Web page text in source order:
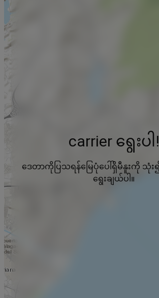
carrier ရွေးပါ!
ဒေတာကိုပြသရန်မြေပုံပေါ်ရှိမီနူးကို သုံး
ရွေးချယ်ပါ။